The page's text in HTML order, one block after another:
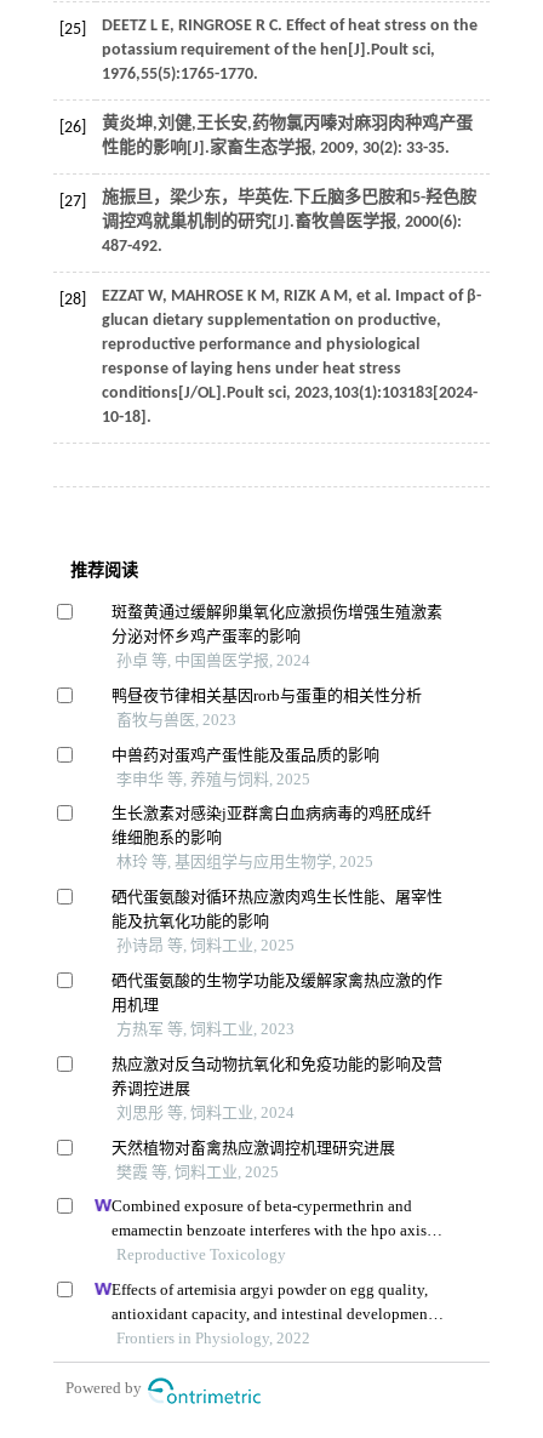
[25] DEETZ L E, RINGROSE R C. Effect of heat stress on the
potassium requirement of the hen[J].Poult sci,
1976,55(5):1765-1770.
[26]
黄炎坤,刘健,王长安,药物氯丙嗪对麻羽肉种鸡产蛋
性能的影响[J].家畜生态学报, 2009, 30(2): 33-35.
[27]
施振旦，梁少东，毕英佐.下丘脑多巴胺和5-羟色胺
调控鸡就巢机制的研究[J].畜牧兽医学报, 2000(6):
487-492.
[28] EZZAT W, MAHROSE K M, RIZK A M, et al. Impact of β-
glucan dietary supplementation on productive,
reproductive performance and physiological
response of laying hens under heat stress
conditions[J/OL].Poult sci, 2023,103(1):103183[2024-
10-18].